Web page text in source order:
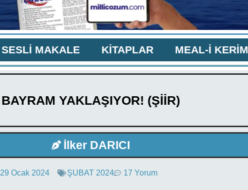
SESLİ MAKALE KİTAPLAR MEAL-İ KERİM
BAYRAM YAKLAŞIYOR! (ŞİİR)
İlker DARICI
29 Ocak 2024 ŞUBAT 2024 17 Yorum